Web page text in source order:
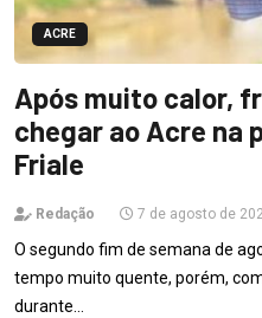
ACRE
Após muito calor,
chegar ao Acre na
Friale
Redação 7 de agosto de
O segundo fim de semana de
tempo muito quente, porém,
durante…